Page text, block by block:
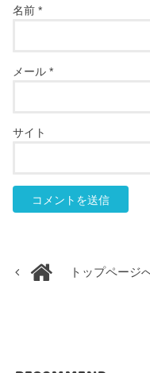
名前*
メール*
サイト
トップページ